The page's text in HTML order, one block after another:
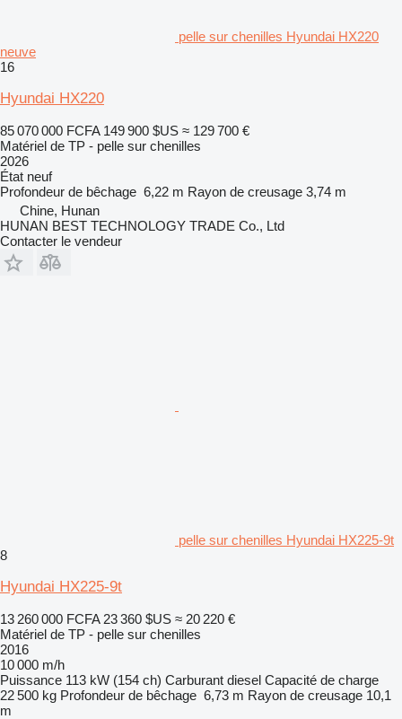
pelle sur chenilles Hyundai HX220
neuve
16
Hyundai HX220
85 070 000 FCFA 149 900 $US ≈ 129 700 €
Matériel de TP - pelle sur chenilles
2026
État neuf
Profondeur de bêchage 6,22 m Rayon de creusage 3,74 m
Chine, Hunan
HUNAN BEST TECHNOLOGY TRADE Co., Ltd
Contacter le vendeur
pelle sur chenilles Hyundai HX225-9t
8
Hyundai HX225-9t
13 260 000 FCFA 23 360 $US ≈ 20 220 €
Matériel de TP - pelle sur chenilles
2016
10 000 m/h
Puissance 113 kW (154 ch) Carburant diesel Capacité de charge
22 500 kg Profondeur de bêchage 6,73 m Rayon de creusage 10,1
m